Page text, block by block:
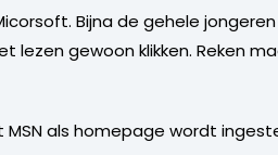
Bijna de gehele
lezen gewoon klikken. Reken
als homepage wordt